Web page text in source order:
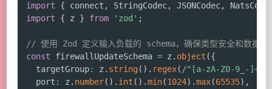
import
{ connect , StringCodec, JSONCodec,
import
{ z } from 'zod' ;
// 使用 Zod 定义输入负载的 schema，确保类型安全和数据验
const firewallUpdateSchema = z . object ({
  targetGroup
: z . string( ) . regex( /^[a-zA-Z0-9_-]+$
  port
: z . number( ) . int ( ) .min(1024) .max(65535) ,